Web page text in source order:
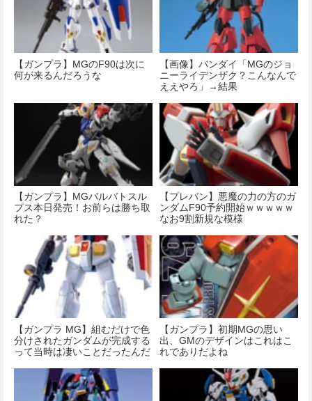
【ガンプラ】MGのF90は次に
何が来るんだろうな
【画像】バンダイ「MGのジョ
ニーライデンザク？こんなんで
ええやろ」→結果
【ガンプラ】MGバルバトスル
プス本日発売！お前らは勝ち取
れた？
【プレバン】悪魔の力の方のガ
ンダムF90予約開始ｗｗｗｗｗ
なお9割新規な模様
【ガンプラ MG】組むだけで色
分けされたガンダムが完成する
って当時は凄いことだったんだ
【ガンプラ】初期MGの思い
出、GMのデザインはこれはこ
れでありだよね